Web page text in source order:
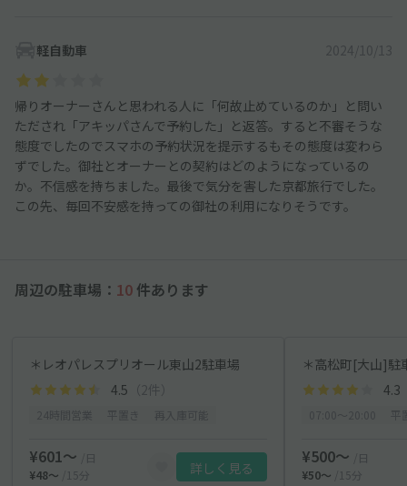
軽自動車 2024/10/13
帰りオーナーさんと思われる人に「何故止めているのか」と問い
ただされ「アキッパさんで予約した」と返答。すると不審そうな
態度でしたのでスマホの予約状況を提示するもその態度は変わら
ずでした。御社とオーナーとの契約はどのようになっているの
か。不信感を持ちました。最後で気分を害した京都旅行でした。
この先、毎回不安感を持っての御社の利用になりそうです。
周辺の駐車場： 10 件あります
＊レオパレスプリオール東山2駐車場
4.5 （2件）
¥601〜
/日
¥48〜
/15分 詳しく見る
＊高松町[大山]駐
4.3
¥500〜
/日
¥50〜
/15分